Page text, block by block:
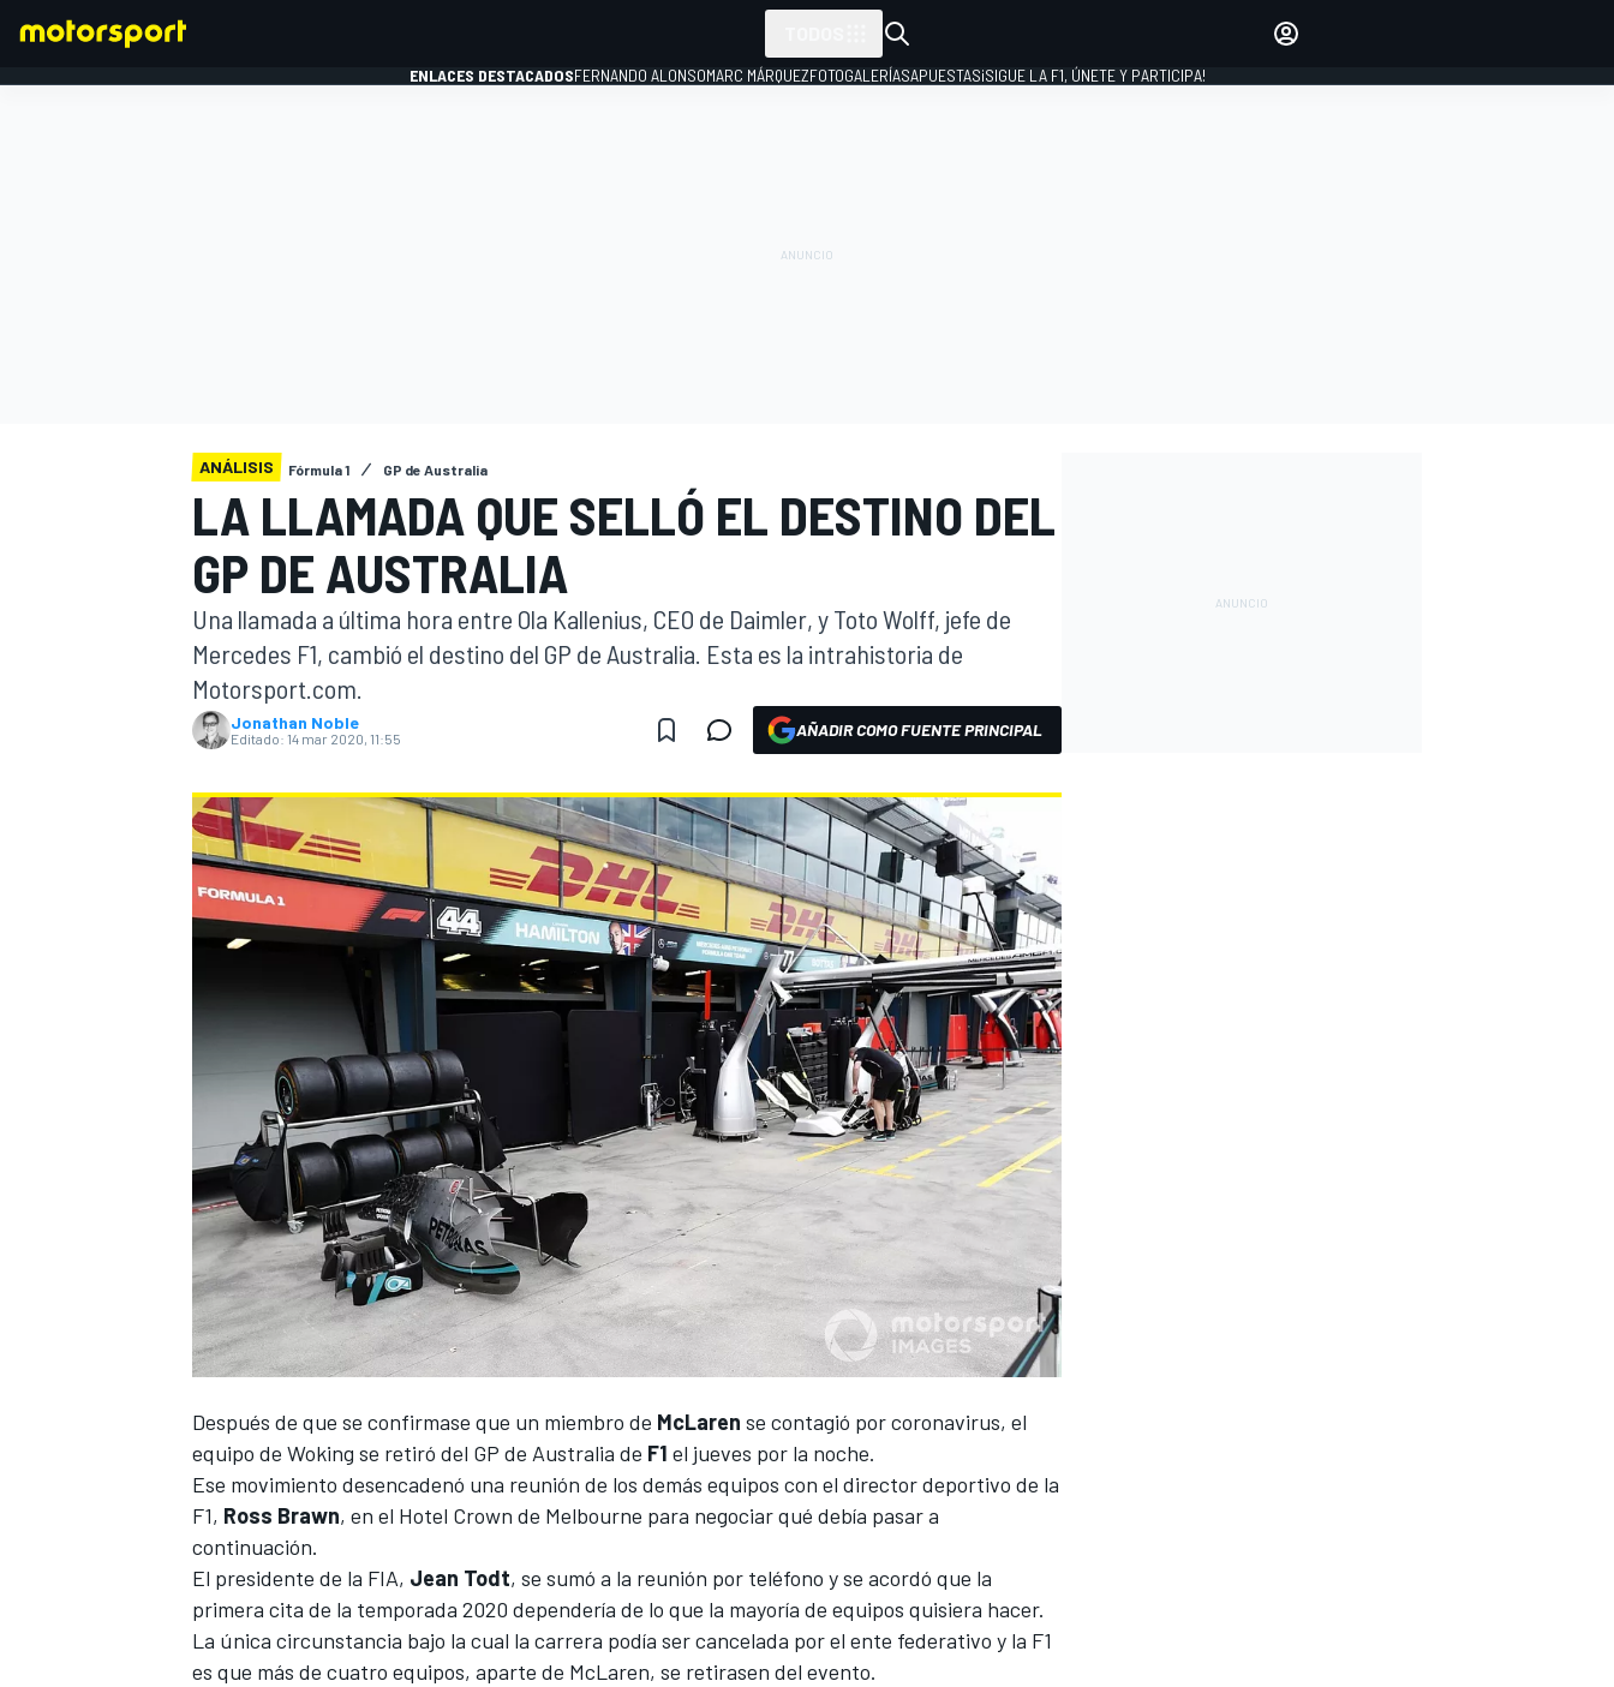
FÓRMULA E
ENLACES DESTACADOSFERNANDO ALONSOMARC MÁRQUEZFOTOGALERÍASAPUESTAS¡SIGUE LA F1, ÚNETE Y PARTICIPA!
ANÁLISIS Fórmula 1 GP de Australia
LA LLAMADA QUE SELLÓ EL DESTINO DEL
GP DE AUSTRALIA
Una llamada a última hora entre Ola Kallenius, CEO de Daimler, y Toto Wolff, jefe de
Mercedes F1, cambió el destino del GP de Australia. Esta es la intrahistoria de
Motorsport.com.
Jonathan Noble
Editado: 14 mar 2020, 11:55 AÑADIR COMO FUENTE PRINCIPAL
Después de que se confirmase que un miembro de McLaren se contagió por coronavirus, el
equipo de Woking se retiró del GP de Australia de F1 el jueves por la noche.
Ese movimiento desencadenó una reunión de los demás equipos con el director deportivo de la
F1, Ross Brawn, en el Hotel Crown de Melbourne para negociar qué debía pasar a
continuación.
El presidente de la FIA, Jean Todt, se sumó a la reunión por teléfono y se acordó que la
primera cita de la temporada 2020 dependería de lo que la mayoría de equipos quisiera hacer.
La única circunstancia bajo la cual la carrera podía ser cancelada por el ente federativo y la F1
es que más de cuatro equipos, aparte de McLaren, se retirasen del evento.